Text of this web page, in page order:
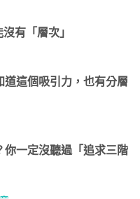
有「層次」
這個吸引力，也有分層
一定沒聽過「追求三階